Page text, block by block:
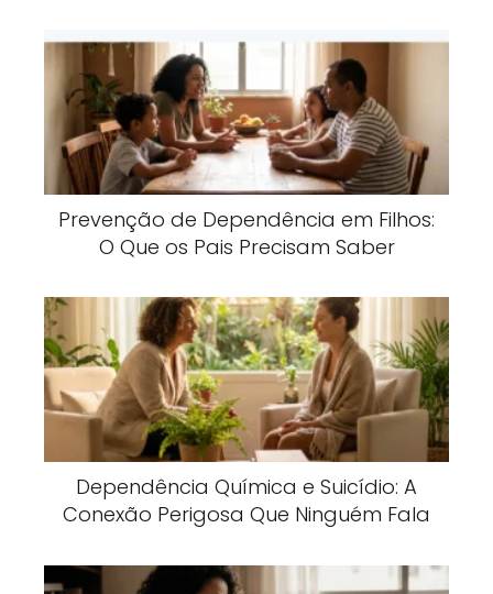
Prevenção de Dependência em Filhos:
O Que os Pais Precisam Saber
Dependência Química e Suicídio: A
Conexão Perigosa Que Ninguém Fala